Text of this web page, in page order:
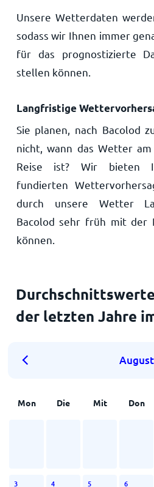
Unsere Wetterdaten
sodass wir Ihnen immer
für das prognostizierte
stellen können.
Langfristige
Sie planen, nach Bacolod
nicht, wann das Wetter
Reise ist? Wir bieten
fundierten
durch unsere Wetter
Bacolod sehr früh mit der
können.
der letzten Jahre
August
Mon Die Mit Don
3 4 5 6